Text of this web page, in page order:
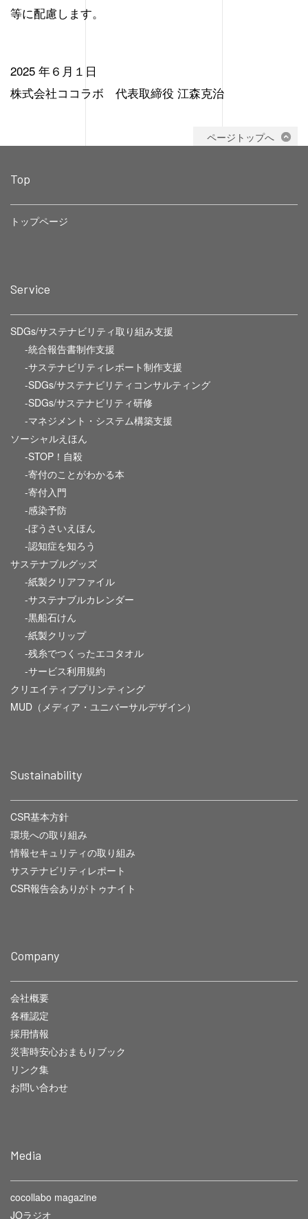
等に配慮します。
2025 年６月１日
株式会社ココラボ 代表取締役 江森克治
ページトップへ
Top
トップページ
Service
SDGs/サステナビリティ取り組み支援
-統合報告書制作支援
-サステナビリティレポート制作支援
-SDGs/サステナビリティコンサルティング
-SDGs/サステナビリティ研修
-マネジメント・システム構築支援
ソーシャルえほん
-STOP！自殺
-寄付のことがわかる本
-寄付入門
-感染予防
-ぼうさいえほん
-認知症を知ろう
サステナブルグッズ
-紙製クリアファイル
-サステナブルカレンダー
-黒船石けん
-紙製クリップ
-残糸でつくったエコタオル
-サービス利用規約
クリエイティブプリンティング
MUD（メディア・ユニバーサルデザイン）
Sustainability
CSR基本方針
環境への取り組み
情報セキュリティの取り組み
サステナビリティレポート
CSR報告会ありがトゥナイト
Company
会社概要
各種認定
採用情報
災害時安心おまもりブック
リンク集
お問い合わせ
Media
cocollabo magazine
JOラジオ